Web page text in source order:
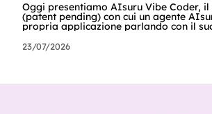
Oggi presentiamo AIsuru Vibe Coder,
(patent pending) con cui un agente
propria applicazione parlando con il
accesso, nella stessa conversazione in
chiesti. In questo articolo raccontiamo
del catalogo, cosa ci hanno già
23/07/2026